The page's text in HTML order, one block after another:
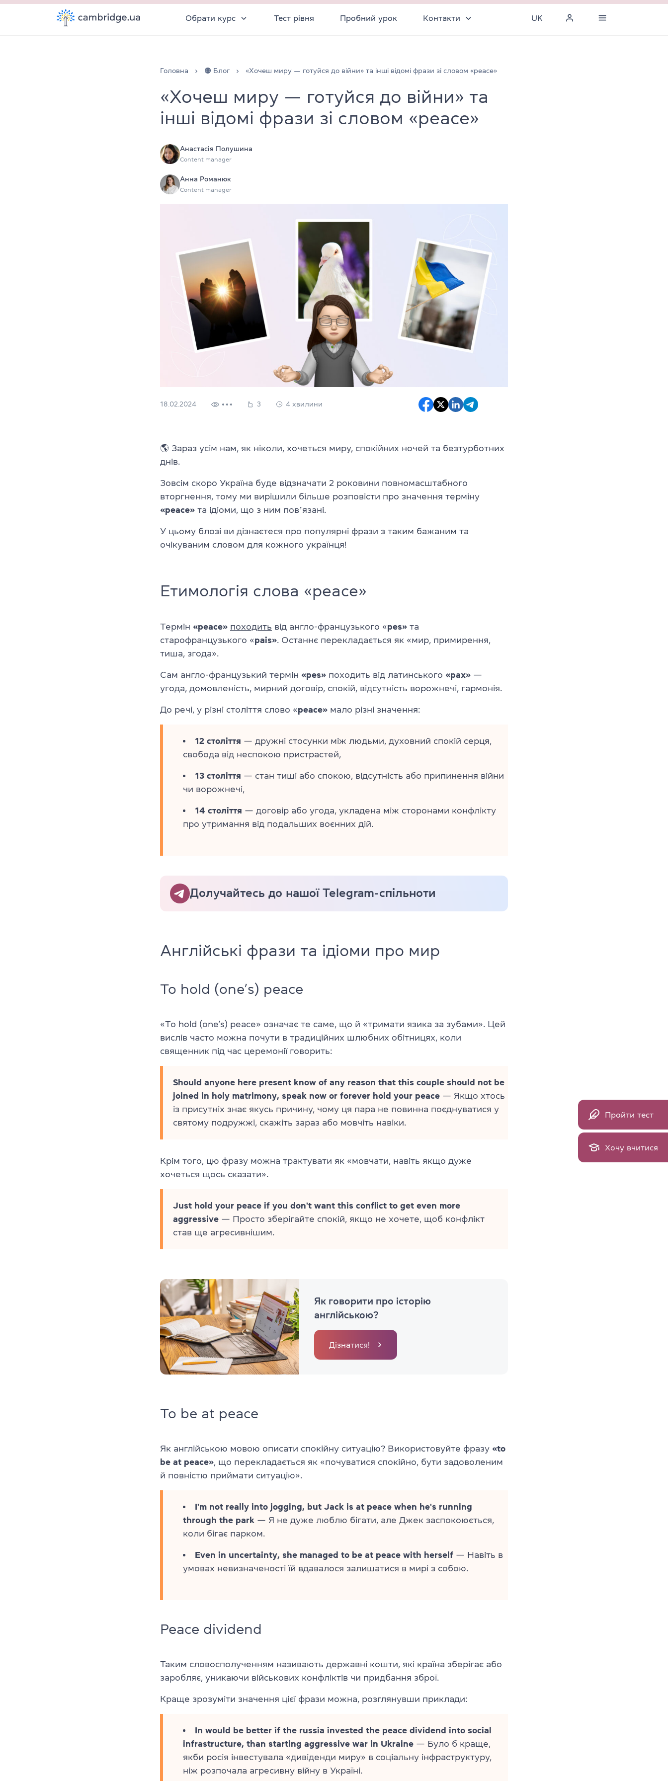
Обрати курс Тест рівня Пробний урок Контакти UK
Головна 🟠 Блог «Хочеш миру — готуйся до війни» та інші відомі фрази зі словом «peace»
«Хочеш миру — готуйся до війни» та
інші відомі фрази зі словом «peace»
Анастасія Полушина
Content manager
Анна Романюк
Content manager
18.02.2024 3 4 хвилини
🌎 Зараз усім нам, як ніколи, хочеться миру, спокійних ночей та безтурботних
днів.
Зовсім скоро Україна буде відзначати 2 роковини повномасштабного
вторгнення, тому ми вирішили більше розповісти про значення терміну
«peace» та ідіоми, що з ним повʼязані.
У цьому блозі ви дізнаєтеся про популярні фрази з таким бажаним та
очікуваним словом для кожного українця!
Етимологія слова «peace»
Термін «peace» походить від англо-французького «pes» та
старофранцузького «pais». Останнє перекладається як «мир, примирення,
тиша, згода».
Сам англо-французький термін «pes» походить від латинського «pax» —
угода, домовленість, мирний договір, спокій, відсутність ворожнечі, гармонія.
До речі, у різні століття слово «peace» мало різні значення:
12 століття — дружні стосунки між людьми, духовний спокій серця,
свобода від неспокою пристрастей,
13 століття — стан тиші або спокою, відсутність або припинення війни
чи ворожнечі,
14 століття — договір або угода, укладена між сторонами конфлікту
про утримання від подальших воєнних дій.
Долучайтесь до нашої Telegram-спільноти
Англійські фрази та ідіоми про мир
To hold (one’s) peace
«To hold (one’s) peace» означає те саме, що й «тримати язика за зубами». Цей
вислів часто можна почути в традиційних шлюбних обітницях, коли
священник під час церемонії говорить:
Should anyone here present know of any reason that this couple should not be
joined in holy matrimony, speak now or forever hold your peace — Якщо хтось
із присутніх знає якусь причину, чому ця пара не повинна поєднуватися у
святому подружжі, скажіть зараз або мовчіть навіки.
Крім того, цю фразу можна трактувати як «мовчати, навіть якщо дуже
хочеться щось сказати».
Just hold your peace if you don't want this conflict to get even more
aggressive — Просто зберігайте спокій, якщо не хочете, щоб конфлікт
став ще агресивнішим.
Як говорити про історію
англійською?
Дізнатися!
To be at peace
Як англійською мовою описати спокійну ситуацію? Використовуйте фразу «to
be at peace», що перекладається як «почуватися спокійно, бути задоволеним
й повністю приймати ситуацію».
I'm not really into jogging, but Jack is at peace when he's running
through the park — Я не дуже люблю бігати, але Джек заспокоюється,
коли бігає парком.
Even in uncertainty, she managed to be at peace with herself — Навіть в
умовах невизначеності їй вдавалося залишатися в мирі з собою.
Peace dividend
Таким словосполученням називають державні кошти, які країна зберігає або
заробляє, уникаючи військових конфліктів чи придбання зброї.
Краще зрозуміти значення цієї фрази можна, розглянувши приклади:
In would be better if the russia invested the peace dividend into social
infrastructure, than starting aggressive war in Ukraine — Було б краще,
якби росія інвестувала «дивіденди миру» в соціальну інфраструктуру,
ніж розпочала агресивну війну в Україні.
Пройти тест
Хочу вчитися